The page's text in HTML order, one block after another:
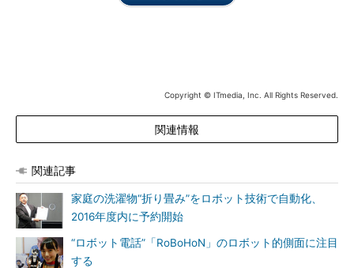
Copyright © ITmedia, Inc. All Rights Reserved.
関連情報
関連記事
家庭の洗濯物“折り畳み”をロボット技術で自動化、
2016年度内に予約開始
“ロボット電話”「RoBoHoN」のロボット的側面に注目
する